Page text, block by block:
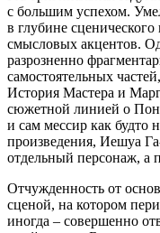
с большим успехом.
в глубине
смысловых акцентов.
разрозненно
самостоятельных
История Мастера и
сюжетной линией о
и сам мессир как будто
произведения, Иешуа
отдельный персонаж, а
Отчужденность от
сценой, на котором
иногда – совершенно